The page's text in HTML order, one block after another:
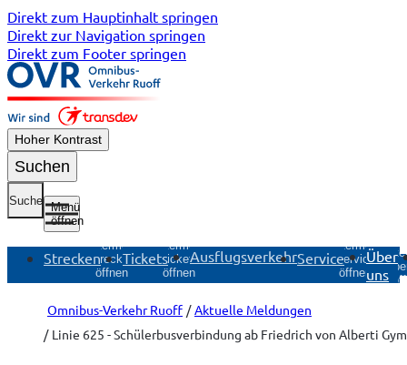
Direkt zum Hauptinhalt springen
Direkt zur Navigation springen
Direkt zum Footer springen
Hoher Kontrast
Suchen
Suche
Menü
öffnen
Strecken
Untermenü
Strecken
öffnen
Tickets
Untermenü
Tickets
öffnen
AusflugsverkehrService
Untermenü
Service
öffnen
Über
uns
Omnibus-Verkehr Ruoff
Aktuelle Meldungen
Linie 625 - Schülerbusverbindung ab Friedrich von Alberti